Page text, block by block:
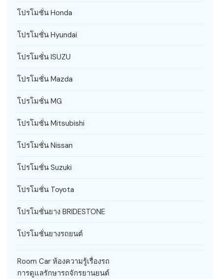
โปรโมชั่น Honda
โปรโมชั่น Hyundai
โปรโมชั่น ISUZU
โปรโมชั่น Mazda
โปรโมชั่น MG
โปรโมชั่น Mitsubishi
โปรโมชั่น Nissan
โปรโมชั่น Suzuki
โปรโมชั่น Toyota
โปรโมชั่นยาง BRIDESTONE
โปรโมชั่นยางรถยนต์
Room Car ห้องความรู้เรื่องรถ
การดูแลรักษารถจักรยานยนต์